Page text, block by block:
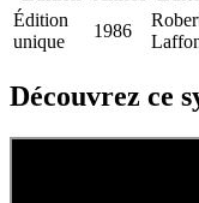
Édition
unique
1986
Découvrez ce